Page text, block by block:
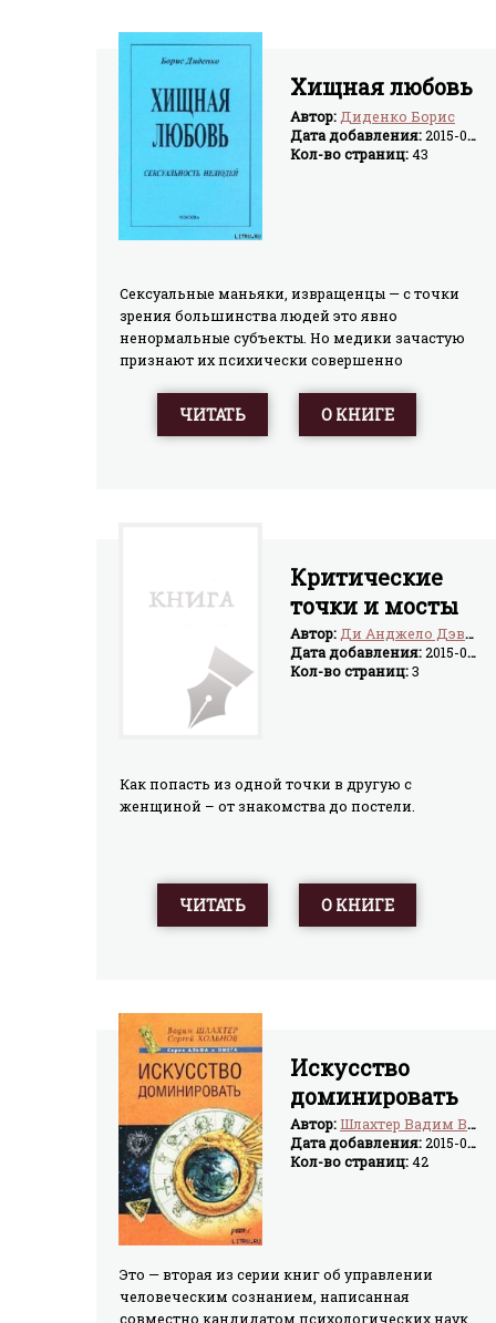
Именно эти злокозненные существа привносят
в наш мир бесчеловечную жестокость и
безнравственность. «Зацеплены» ими и
творческие сферы человеческой деятельности.
Дан сравнительный анализ хищного творчества
и творческой деятельности нехищных людей.
Хищная любовь
Автор: Диденко Борис
Дата добавления:2015-04-06
Кол-во страниц:43
Сексуальные маньяки, извращенцы — с точки
зрения большинства людей это явно
ненормальные субъекты. Но медики зачастую
признают их психически совершенно
антропологическое исследование Бориса
Диденко посвящено этому вопросу. Проблема
злокозненные существа привносят в наш мир
бесчеловечную жестокость, безнравственность
и, в том числе, — сексуальную извращённость.
ЧИТАТЬ О КНИГЕ
Критические
точки и мосты
Автор: Ди Анджело Дэвид
Дата добавления:2015-04-06
Кол-во страниц:3
Как попасть из одной точки в другую с
женщиной – от знакомства до постели.
ЧИТАТЬ О КНИГЕ
Искусство
доминировать
Автор:Шлахтер Вадим Вадимович
Дата добавления:2015-03-16
Кол-во страниц:42
Это — вторая из серии книг об управлении
человеческим сознанием, написанная
совместно кандидатом психологических наук,